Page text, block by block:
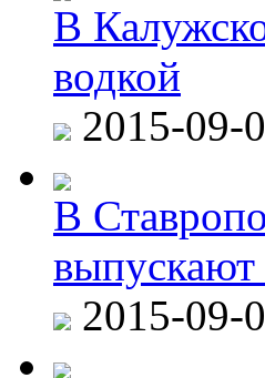
В
водкой
2015-09-
В
2015-09-